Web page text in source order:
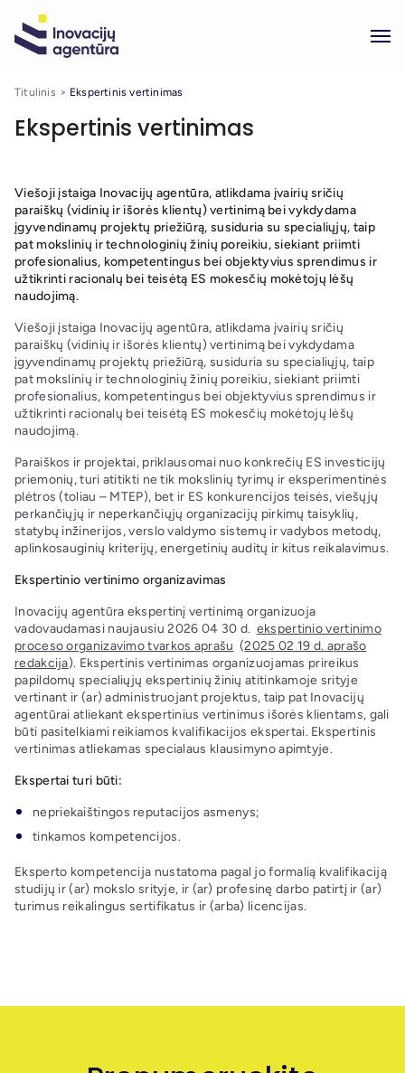
Titulinis Ekspertinis vertinimas
Ekspertinis vertinimas
Viešoji įstaiga Inovacijų agentūra, atlikdama įvairių sričių
paraiškų (vidinių ir išorės klientų) vertinimą bei vykdydama
įgyvendinamų projektų priežiūrą, susiduria su specialiųjų, taip
pat mokslinių ir technologinių žinių poreikiu, siekiant priimti
profesionalius, kompetentingus bei objektyvius sprendimus ir
užtikrinti racionalų bei teisėtą ES mokesčių mokėtojų lėšų
naudojimą.
Viešoji įstaiga Inovacijų agentūra, atlikdama įvairių sričių
paraiškų (vidinių ir išorės klientų) vertinimą bei vykdydama
įgyvendinamų projektų priežiūrą, susiduria su specialiųjų, taip
pat mokslinių ir technologinių žinių poreikiu, siekiant priimti
profesionalius, kompetentingus bei objektyvius sprendimus ir
užtikrinti racionalų bei teisėtą ES mokesčių mokėtojų lėšų
naudojimą.
Paraiškos ir projektai, priklausomai nuo konkrečių ES investicijų
priemonių, turi atitikti ne tik mokslinių tyrimų ir eksperimentinės
plėtros (toliau – MTEP), bet ir ES konkurencijos teisės, viešųjų
perkančiųjų ir neperkančiųjų organizacijų pirkimų taisyklių,
statybų inžinerijos, verslo valdymo sistemų ir vadybos metodų,
aplinkosauginių kriterijų, energetinių auditų ir kitus reikalavimus.
Ekspertinio vertinimo organizavimas
Inovacijų agentūra ekspertinį vertinimą organizuoja
vadovaudamasi naujausiu 2026 04 30 d. ekspertinio vertinimo
proceso organizavimo tvarkos aprašu (2025 02 19 d. aprašo
redakcija). Ekspertinis vertinimas organizuojamas prireikus
papildomų specialiųjų ekspertinių žinių atitinkamoje srityje
vertinant ir (ar) administruojant projektus, taip pat Inovacijų
agentūrai atliekant ekspertinius vertinimus išorės klientams, gali
būti pasitelkiami reikiamos kvalifikacijos ekspertai. Ekspertinis
vertinimas atliekamas specialaus klausimyno apimtyje.
Ekspertai turi būti:
nepriekaištingos reputacijos asmenys;
tinkamos kompetencijos.
Eksperto kompetencija nustatoma pagal jo formalią kvalifikaciją
studijų ir (ar) mokslo srityje, ir (ar) profesinę darbo patirtį ir (ar)
turimus reikalingus sertifikatus ir (arba) licencijas.